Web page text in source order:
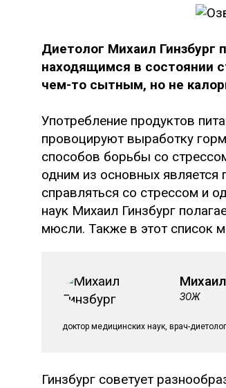
Диетолог Михаил Гинзбург
находящимся в состоянии
чем-то сытным, но не
Употребление продуктов
провоцируют выработку
способов борьбы со
одним из основных является
справляться со стрессом и
наук Михаил Гинзбург
мюсли. Также в этот список
Михаил
ЗОЖ
доктор медицинских наук, врач-диетолог
Гинзбург советует